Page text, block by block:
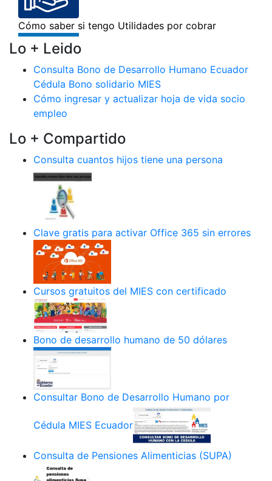
Lo + Leido
Consulta Bono de Desarrollo Humano Ecuador
Cédula Bono solidario MIES
Cómo ingresar y actualizar hoja de vida socio
empleo
Lo + Compartido
Consulta cuantos hijos tiene una persona
Clave gratis para activar Office 365 sin errores
Cursos gratuitos del MIES con certificado
Bono de desarrollo humano de 50 dólares
Consultar Bono de Desarrollo Humano por
Cédula MIES Ecuador
Consulta de Pensiones Alimenticias (SUPA)